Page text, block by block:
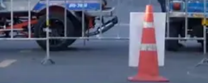
Video